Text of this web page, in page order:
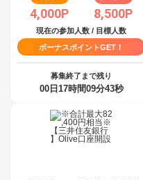
4,000P 8,500P
現在の参加人数 / 目標人数
ボーナスポイントGET！
募集終了まで残り
00日17時間09分42秒